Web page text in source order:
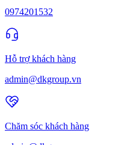
0974201532
Hỗ trợ khách hàng
admin@dkgroup.vn
Chăm sóc khách hàng